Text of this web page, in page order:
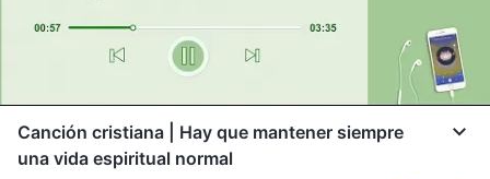
Canción cristiana | Hay que mantener siempre
una vida espiritual normal